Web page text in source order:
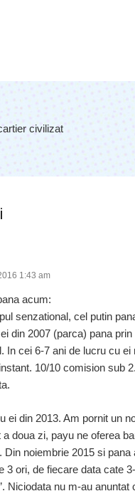
civilizat
1:43 am
acum:
senzational, cel putin
din 2007 (parca) pana
In cei 6-7 ani de lucru cu
10/10 comision sub
ei din 2013. Am pornit un
doua zi, payu ne oferea
Din noiembrie 2015 si
3 ori, de fiecare data cate
Niciodata nu m-au